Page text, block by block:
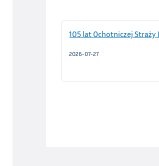
105 lat Ochotniczej Straży
2026-07-27